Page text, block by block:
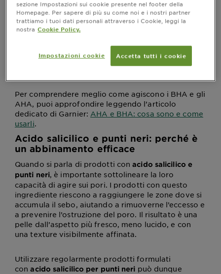
origine sintetica o vegetale, noto per la sua
capacità di favorire un’azione esfoliante delicata. A
differenza degli alfa-idrossiacidi (AHA), agisce
aiutando a liberare i pori ostruiti e contribuendo a
migliorare visibilmente la grana della pelle. Proprio
per questo è spesso presente nelle formule
dedicate a chi ha la pelle soggetta a imperfezioni o
Per comprendere meglio come agiscono i BHA e gli
AHA, puoi approfondire leggendo l’articolo
dedicato di Garnier: AHA e BHA: cosa sono e come
usarli.
Acido salicilico e punti neri: perché è
un abbinamento efficace
Quando si parla di prodotti conacido salicilico e
punti neri, è importante sottolineare la loro
capacità di agire sui pori. I prodotti con questo
ingrediente riescono a raggiungere le zone dove si
accumula il sebo, aiutando a rimuoverne l’eccesso e
a prevenire l’ostruzione del poro. Il risultato è una
pelle dall’aspetto più fresco, meno lucido, e con
una texture visibilmente affinata.
Utilizzare regolarmente prodotti formulati
conacido salicilico per punti neri può dunque
sezione Impostazioni sui cookie presente nel footer della
Homepage. Per sapere di più su come noi e i nostri partner
trattiamo i tuoi dati personali attraverso i Cookie, leggi la
nostra Cookie Policy.
Impostazioni cookie Accetta tutti i cookie